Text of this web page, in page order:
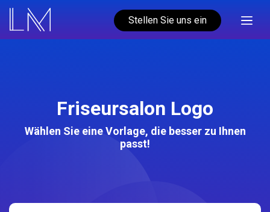
Stellen Sie uns ein
Friseursalon Logo
Wählen Sie eine Vorlage, die besser zu Ihnen
passt!